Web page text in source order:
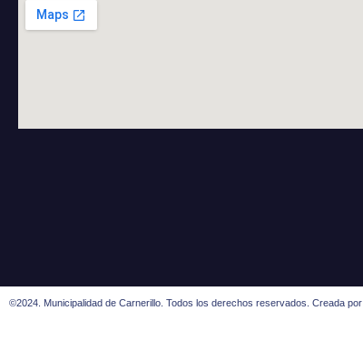
©2024. Municipalidad de Carnerillo. Todos los derechos reservados. Creada por